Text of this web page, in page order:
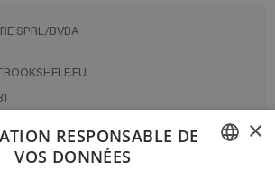
SPRL/BVBA
×
RESPONSABLE DE
VOS DONNÉES